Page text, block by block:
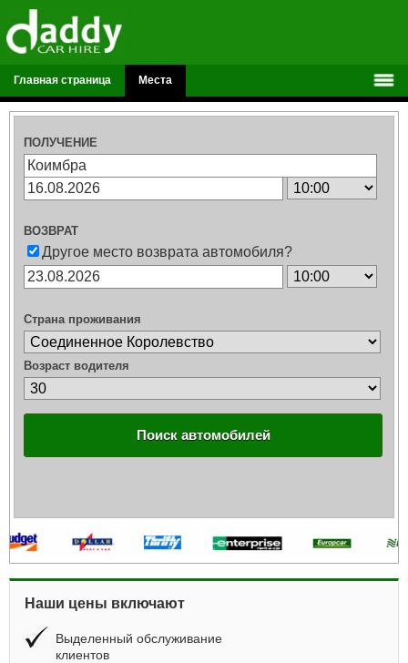
Главная страница Места
ПОЛУЧЕНИЕ
ВОЗВРАТ
Другое место возврата автомобиля?
Страна проживания
Возраст водителя
Поиск автомобилей
Наши цены включают
Выделенный обслуживание
клиентов